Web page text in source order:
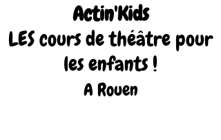
Actin'Kids
LES cours de théâtrepour
les enfants !
A Rouen